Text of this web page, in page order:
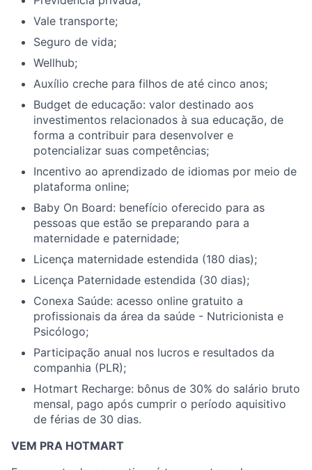
Vale transporte;
Seguro de vida;
Wellhub;
Auxílio creche para filhos de até cinco anos;
Budget de educação: valor destinado aos
investimentos relacionados à sua educação, de
forma a contribuir para desenvolver e
potencializar suas competências;
Incentivo ao aprendizado de idiomas por meio de
plataforma online;
Baby On Board: benefício oferecido para as
pessoas que estão se preparando para a
maternidade e paternidade;
Licença maternidade estendida (180 dias);
Licença Paternidade estendida (30 dias);
Conexa Saúde: acesso online gratuito a
profissionais da área da saúde - Nutricionista e
Psicólogo;
Participação anual nos lucros e resultados da
companhia (PLR);
Hotmart Recharge: bônus de 30% do salário bruto
mensal, pago após cumprir o período aquisitivo
de férias de 30 dias.
VEM PRA HOTMART